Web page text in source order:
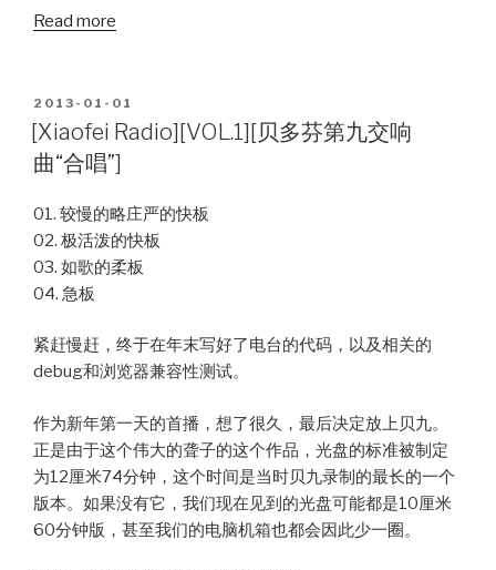
Read more
POSTED
ON
2013-01-01
[Xiaofei Radio][VOL.1][贝多芬第九交响
曲“合唱”]
01. 较慢的略庄严的快板
02. 极活泼的快板
03. 如歌的柔板
04. 急板
紧赶慢赶，终于在年末写好了电台的代码，以及相关的
debug和浏览器兼容性测试。
作为新年第一天的首播，想了很久，最后决定放上贝九。
正是由于这个伟大的聋子的这个作品，光盘的标准被制定
为12厘米74分钟，这个时间是当时贝九录制的最长的一个
版本。如果没有它，我们现在见到的光盘可能都是10厘米
60分钟版，甚至我们的电脑机箱也都会因此少一圈。